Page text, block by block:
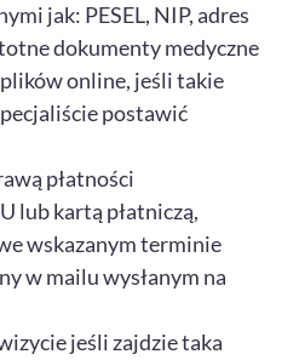
jak: PESEL, NIP, adres
dokumenty medyczne
online, jeśli takie
postawić
płatności
lub kartą płatniczą,
wskazanym terminie
w mailu wysłanym na
jeśli zajdzie taka